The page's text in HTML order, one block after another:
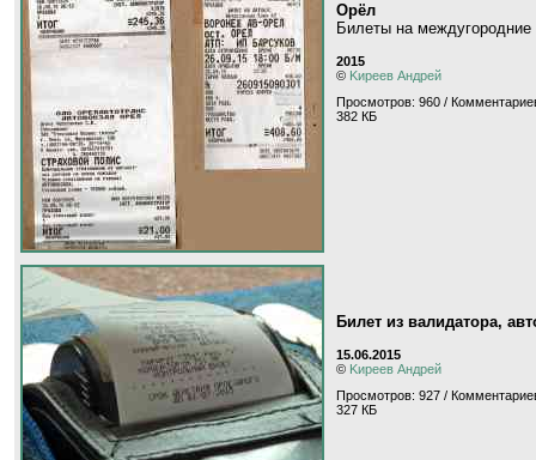
Орёл
Билеты на
2015
© Kиpeeв Aндpeй
Просмотров: 960 /
382 КБ
Билет из валидатора,
15.06.2015
© Kиpeeв Aндpeй
Просмотров: 927 /
327 КБ